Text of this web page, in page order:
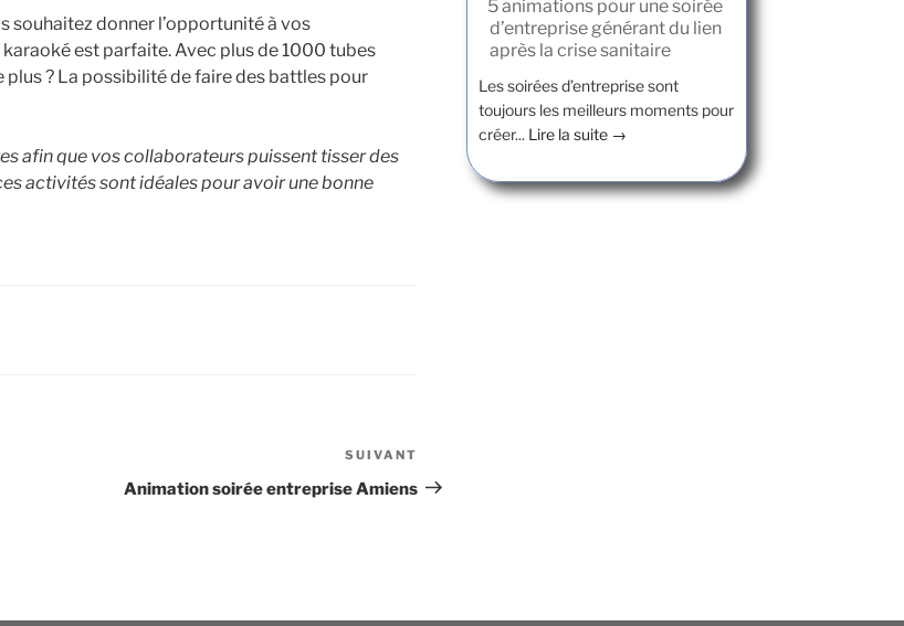
souhaitez donner l’opportunité à vos
est parfaite. Avec plus de 1000 tubes
plus ? La possibilité de faire des battles pour
afin que vos collaborateurs puissent tisser des
activités sont idéales pour avoir une bonne
suivant
SUIVANT
Animation soirée entreprise Amiens
5 animations pour une soirée
d’entreprise générant du lien
après la crise sanitaire
Les soirées d’entreprise sont
toujours les meilleurs moments pour
créer... Lire la suite →